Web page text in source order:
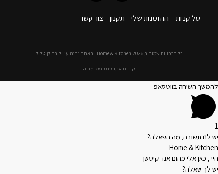
סל קניות ההזמנות שלי תקנון צור קשר
כל הזכויות שמורות 2026 Home & Kitchen | האתר נבנה ע״י לובה קוטליק
קידום אתרים טופיק מדיה
להמשך השיחה בווטסאפ
1
יש לנו תשובה, מה השאלה?
Home & Kitchen
היי , כאן אלי מהום אנד קיטשן
יש לך שאלה?